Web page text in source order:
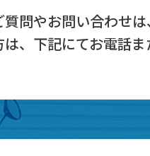
問やお問い合わせは
、下記にてお電話ま